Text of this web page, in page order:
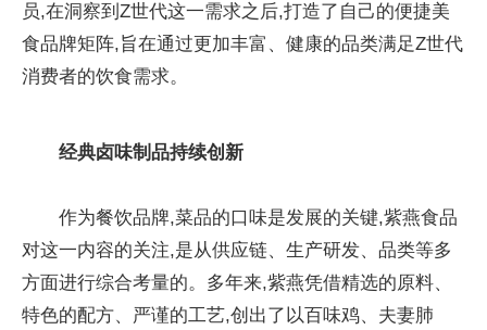
员,在洞察到Z世代这一需求之后,打造了自己的便捷美
食品牌矩阵,旨在通过更加丰富、健康的品类满足Z世代
消费者的饮食需求。
经典卤味制品持续创新
作为餐饮品牌,菜品的口味是发展的关键,紫燕食品
对这一内容的关注,是从供应链、生产研发、品类等多
方面进行综合考量的。多年来,紫燕凭借精选的原料、
特色的配方、严谨的工艺,创出了以百味鸡、夫妻肺